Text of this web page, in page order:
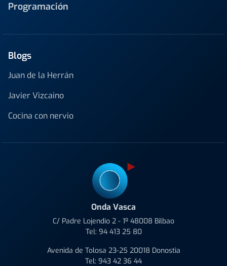
Programación
Blogs
Juan de la Herrán
Javier Vizcaino
Cocina con nervio
Onda Vasca
C/ Padre Lojendio 2 - 1º 48008 Bilbao
Tel: 94 413 25 80
Avenida de Tolosa 23-25 20018 Donostia
Tel: 943 42 36 44